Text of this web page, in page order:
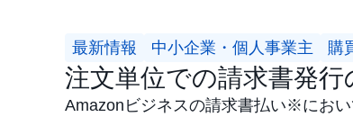
最新情報 中小企業・個人事業主 購
注文単位での請求書発
Amazonビジネスの請求書払い※にお